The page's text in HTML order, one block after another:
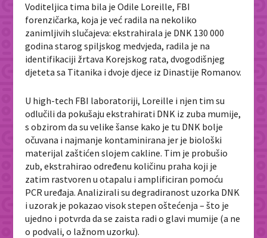
Voditeljica tima bila je Odile Loreille, FBI
forenzičarka, koja je već radila na nekoliko
zanimljivih slučajeva: ekstrahirala je DNK 130 000
godina starog spiljskog medvjeda, radila je na
identifikaciji žrtava Korejskog rata, dvogodišnjeg
djeteta sa Titanika i dvoje djece iz Dinastije Romanov.
U high-tech FBI laboratoriji, Loreille i njen tim su
odlučili da pokušaju ekstrahirati DNK iz zuba mumije,
s obzirom da su velike šanse kako je tu DNK bolje
očuvana i najmanje kontaminirana jer je biološki
materijal zaštićen slojem cakline. Tim je probušio
zub, ekstrahirao određenu količinu praha koji je
zatim rastvoren u otapalu i amplificiran pomoću
PCR uređaja. Analizirali su degradiranost uzorka DNK
i uzorak je pokazao visok stepen oštećenja – što je
ujedno i potvrda da se zaista radi o glavi mumije (a ne
o podvali, o lažnom uzorku).